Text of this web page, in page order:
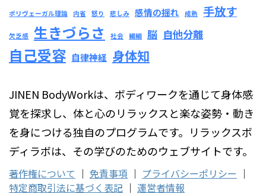
ポリヴェーガル理論 内省 怒り 悲しみ 感情の揺れ 成熟 手放す
欠乏感 生きづらさ 社会 繊細 脳 自他分離
自己受容 自律神経 身体知
JINEN BodyWorkは、ボディワークを通じて身体感
覚を探求し、体と心のリラックスと楽な姿勢・動き
を身につける独自のプログラムです。リラックスボ
ディラボは、その学びのためのウェブサイトです。
著作権について ｜ 免責事項 ｜ プライバシーポリシー ｜
特定商取引法に基づく表記 ｜ 運営者情報